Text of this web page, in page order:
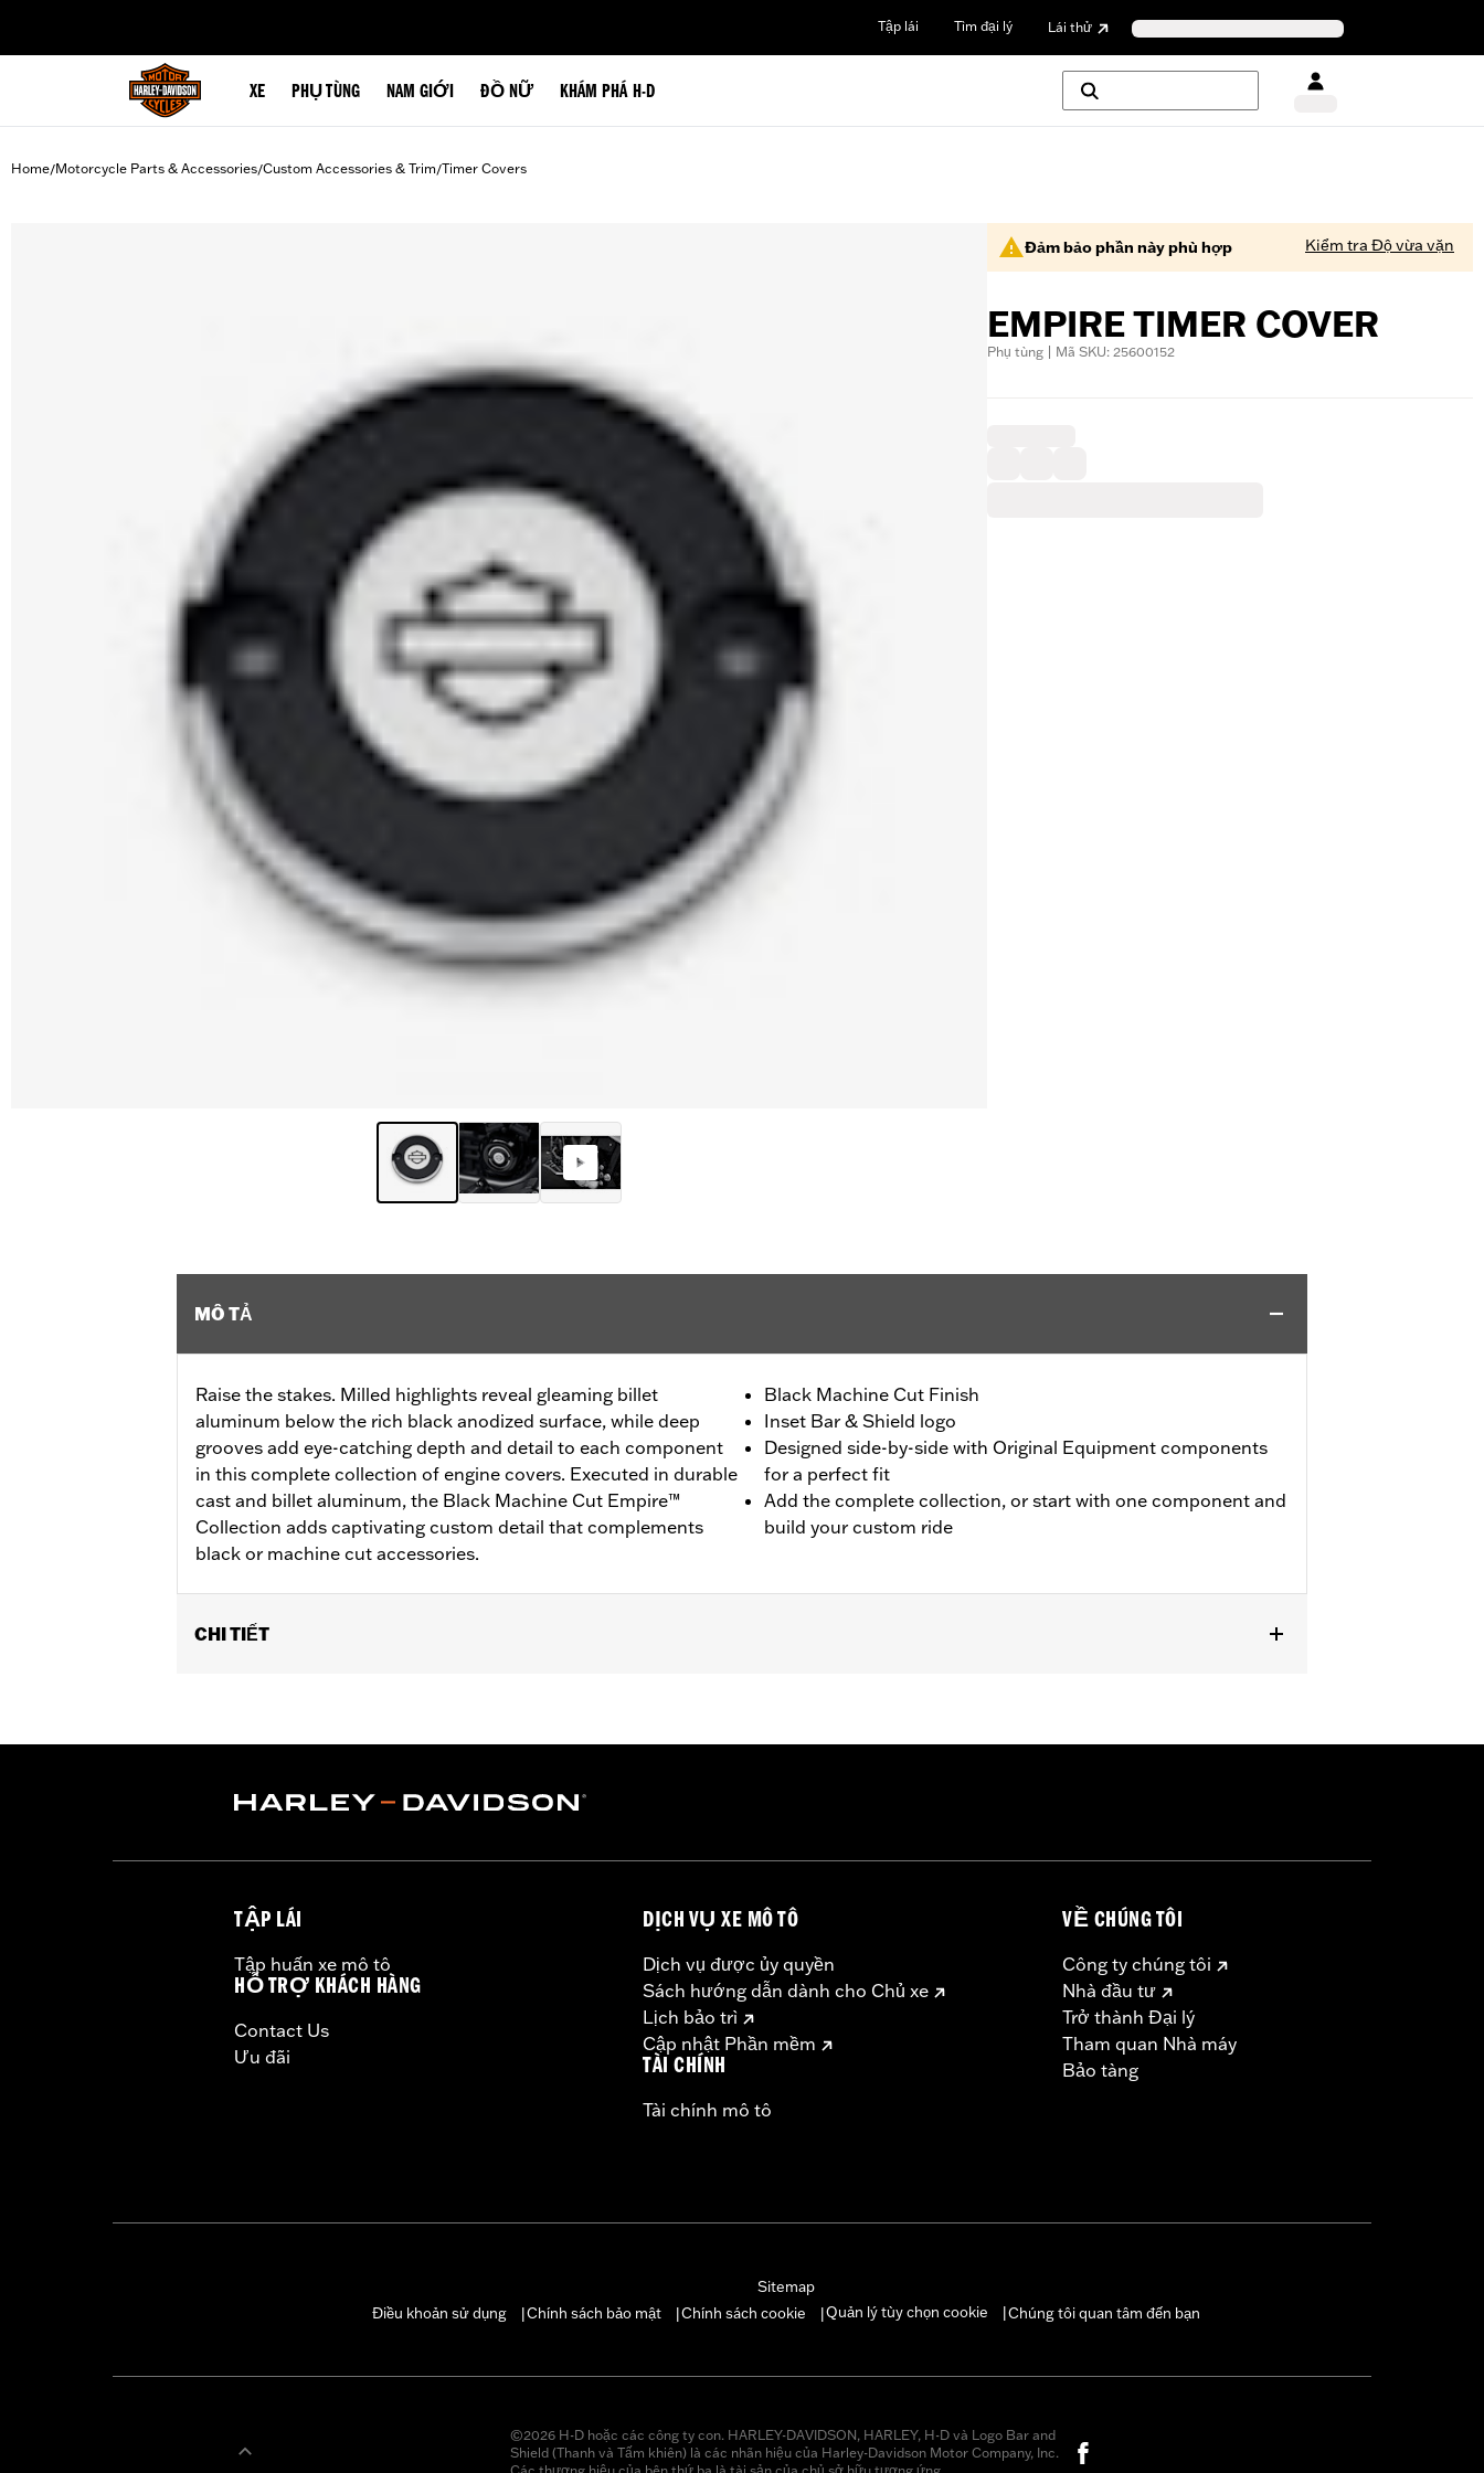
Tập lái Tìm đại lý Lái thử
XE PHỤ TÙNG NAM GIỚI ĐỒ NỮ KHÁM PHÁ H-D
Home/Motorcycle Parts & Accessories/Custom Accessories & Trim/Timer Covers
Đảm bảo phần này phù hợp Kiểm tra Độ vừa vặn
EMPIRE TIMER COVER
Phụ tùng | Mã SKU: 25600152
MÔ TẢ
Raise the stakes. Milled highlights reveal gleaming billet
aluminum below the rich black anodized surface, while deep
grooves add eye-catching depth and detail to each component
in this complete collection of engine covers. Executed in durable
cast and billet aluminum, the Black Machine Cut Empire™
Collection adds captivating custom detail that complements
black or machine cut accessories.
Black Machine Cut Finish
Inset Bar & Shield logo
Designed side-by-side with Original Equipment components
for a perfect fit
Add the complete collection, or start with one component and
build your custom ride
CHI TIẾT
Installation Instructions
Sold In Units:Each
TẬP LÁI
Tập huấn xe mô tô
HỖ TRỢ KHÁCH HÀNG
Contact Us
Ưu đãi
DỊCH VỤ XE MÔ TÔ
Dịch vụ được ủy quyền
Sách hướng dẫn dành cho Chủ xe
Lịch bảo trì
Cập nhật Phần mềm
TÀI CHÍNH
Tài chính mô tô
VỀ CHÚNG TÔI
Công ty chúng tôi
Nhà đầu tư
Trở thành Đại lý
Tham quan Nhà máy
Bảo tàng
Sitemap
Điều khoản sử dụng
Chính sách bảo mật Chính sách cookie Quản lý tùy chọn cookie Chúng tôi quan tâm đến bạn
©2026 H-D hoặc các công ty con. HARLEY-DAVIDSON, HARLEY, H-D và Logo Bar and
Shield (Thanh và Tấm khiên) là các nhãn hiệu của Harley-Davidson Motor Company, Inc.